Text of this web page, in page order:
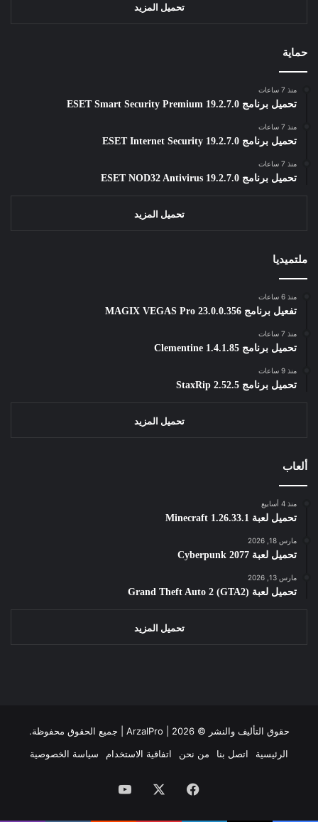
تحميل المزيد
حماية
منذ 7 ساعات
تحميل برنامج ESET Smart Security Premium 19.2.7.0
منذ 7 ساعات
تحميل برنامج ESET Internet Security 19.2.7.0
منذ 7 ساعات
تحميل برنامج ESET NOD32 Antivirus 19.2.7.0
تحميل المزيد
ملتميديا
منذ 6 ساعات
تفعيل برنامج MAGIX VEGAS Pro 23.0.0.356
منذ 7 ساعات
تحميل برنامج Clementine 1.4.1.85
منذ 9 ساعات
تحميل برنامج StaxRip 2.52.5
تحميل المزيد
ألعاب
منذ 4 أسابيع
تحميل لعبة Minecraft 1.26.33.1
مارس 18, 2026
تحميل لعبة Cyberpunk 2077
مارس 13, 2026
تحميل لعبة Grand Theft Auto 2 (GTA2)
تحميل المزيد
حقوق التأليف والنشر © ArzalPro | 2026 | جميع الحقوق محفوظة.
الرئيسية
اتصل بنا من نحن اتفاقية الاستخدام سياسة الخصوصية
فيسبوك ‫YouTube